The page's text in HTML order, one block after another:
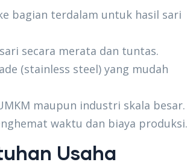
bagian terdalam untuk hasil sari
secara merata dan tuntas.
(stainless steel) yang mudah
maupun industri skala besar.
waktu dan biaya produksi.
Usaha